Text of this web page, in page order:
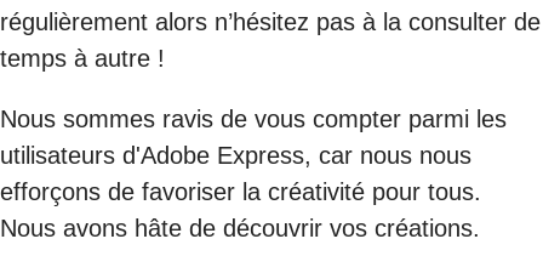
régulièrement alors n’hésitez pas à la consulter de
temps à autre !
Nous sommes ravis de vous compter parmi les
utilisateurs d'Adobe Express, car nous nous
efforçons de favoriser la créativité pour tous.
Nous avons hâte de découvrir vos créations.